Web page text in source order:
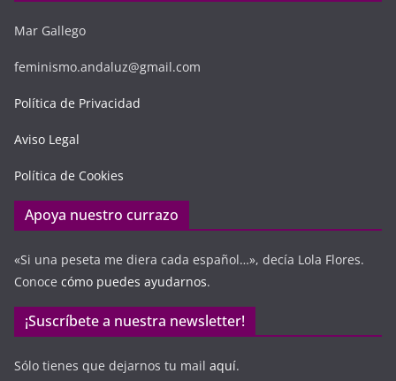
Mar Gallego
feminismo.andaluz@gmail.com
Política de Privacidad
Aviso Legal
Política de Cookies
Apoya nuestro currazo
«Si una peseta me diera cada español…», decía Lola Flores.
Conoce cómo puedes ayudarnos.
¡Suscríbete a nuestra newsletter!
Sólo tienes que dejarnos tu mail aquí.